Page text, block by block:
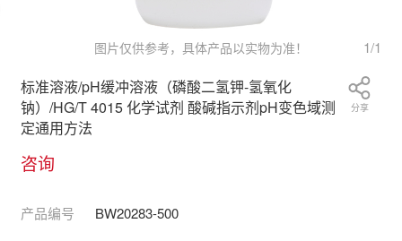
图片仅供参考，具体产品以实物为准！ 1/1
标准溶液/pH缓冲溶液（磷酸二氢钾-氢氧化
钠）/HG/T 4015 化学试剂 酸碱指示剂pH变色域测
定通用方法
咨询
分享
产品编号 BW20283-500